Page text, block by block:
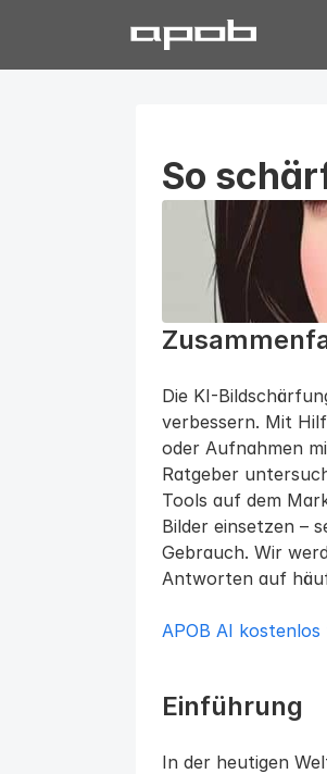
So
Die KI-
verbessern. Mit
oder Aufnahmen
Ratgeber
Tools auf dem
Bilder einsetzen –
Gebrauch. Wir
Antworten auf
APOB AI
Einführung
In der heutigen